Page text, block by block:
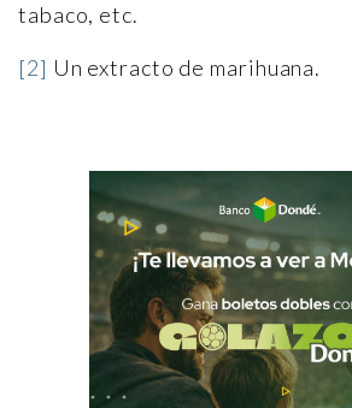
tabaco, etc.
[2] Un extracto de marihuana.